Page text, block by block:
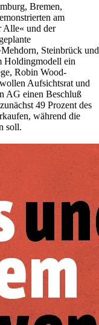
Bremen,
am
Alle« und der
Steinbrück und
Holdingmodell ein
Robin Wood-
Aufsichtsrat und
AG einen Beschluß
49 Prozent des
während die
soll.